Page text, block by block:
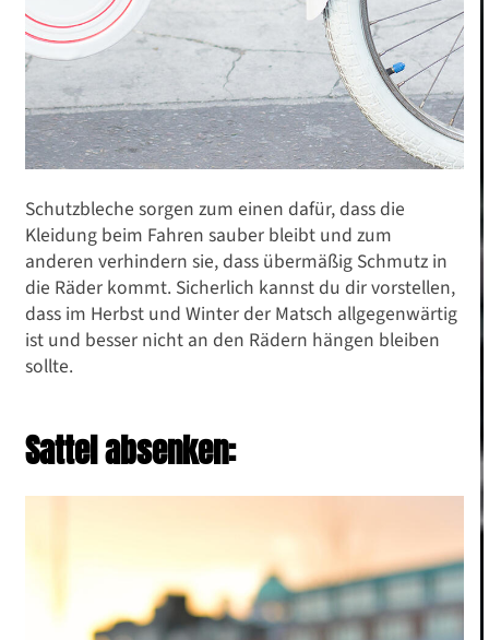
Schutzbleche sorgen zum einen dafür, dass die
Kleidung beim Fahren sauber bleibt und zum
anderen verhindern sie, dass übermäßig Schmutz in
die Räder kommt. Sicherlich kannst du dir vorstellen,
dass im Herbst und Winter der Matsch allgegenwärtig
ist und besser nicht an den Rädern hängen bleiben
sollte.
Sattel absenken: